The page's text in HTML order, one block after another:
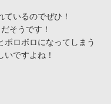
いるのでぜひ！
そうです！
ボロボロになってしまう
ですよね！